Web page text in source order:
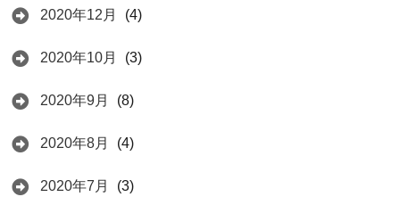
2020年12月 (4)
2020年10月 (3)
2020年9月 (8)
2020年8月 (4)
2020年7月 (3)